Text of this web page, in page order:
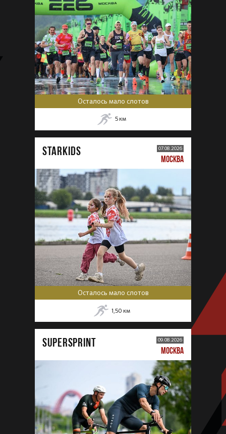
Осталось мало слотов
5 км
STARKIDS 07.08.2026
МОСКВА
Осталось мало слотов
1,50 км
SUPERSPRINT 09.08.2026
МОСКВА